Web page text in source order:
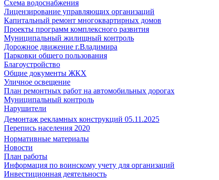
Схема водоснабжения
Лицензирование управляющих организаций
Капитальный ремонт многоквартирных домов
Проекты программ комплексного развития
Муниципальный жилищный контроль
Дорожное движение г.Владимира
Парковки общего пользования
Благоустройство
Общие документы ЖКХ
Уличное освещение
План ремонтных работ на автомобильных дорогах
Муниципальный контроль
Нарушители
Демонтаж рекламных конструкций 05.11.2025
Перепись населения 2020
Нормативные материалы
Новости
План работы
Информация по воинскому учету для организаций
Инвестиционная деятельность